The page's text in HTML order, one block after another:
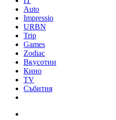
Auto
Impressio
URBN
Trip
Games
Zodiac
Вкусотии
Кино
TV
Събития